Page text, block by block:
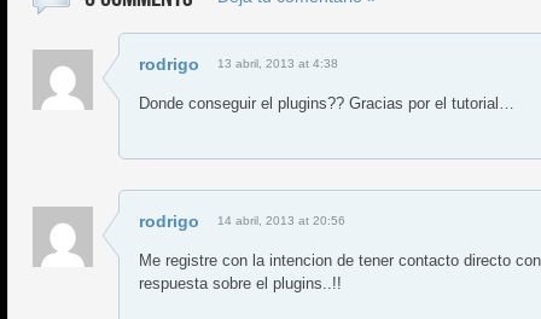
rodrigo 13 abril, 2013 at 4:38
Donde conseguir el plugins?? Gracias por el tutorial…
rodrigo 14 abril, 2013 at 20:56
Me registre con la intencion de tener contacto directo
respuesta sobre el plugins..!!